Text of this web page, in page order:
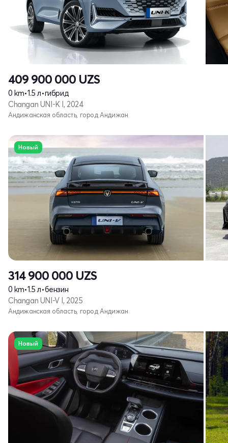
409 900 000 UZS
0 km•1.5 л•гибрид
Changan UNI-K I, 2024
Андижанская область, город Андижан
Новый
314 900 000 UZS
0 km•1.5 л•бензин
Changan UNI-V I, 2025
Андижанская область, город Андижан
Новый